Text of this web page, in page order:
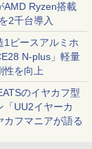
AMD Ryzen搭載
2千台導入
1ピースアルミホ
N-plus」軽量
性を向上
のイヤカフ型
「UU2イヤーカ
カフマニアが語る